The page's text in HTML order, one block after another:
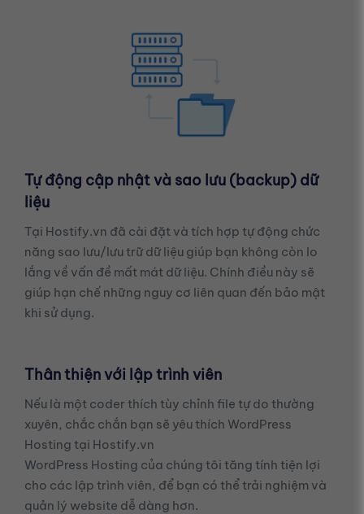
Tự động cập nhật và sao lưu (backup) dữ
liệu
Tại Hostify.vn đã cài đặt và tích hợp tự động chức
năng sao lưu/lưu trữ dữ liệu giúp bạn không còn lo
lắng về vấn đề mất mát dữ liệu. Chính điều này sẽ
giúp hạn chế những nguy cơ liên quan đến bảo mật
khi sử dụng.
Thân thiện với lập trình viên
Nếu là một coder thích tùy chỉnh file tự do thường
xuyên, chắc chắn bạn sẽ yêu thích WordPress
Hosting tại Hostify.vn
WordPress Hosting của chúng tôi tăng tính tiện lợi
cho các lập trình viên, để bạn có thể trải nghiệm và
quản lý website dễ dàng hơn.